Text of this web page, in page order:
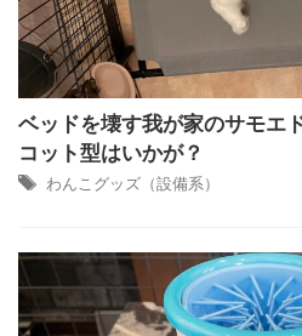
ベッドを壊す我が家のサモエ
コット型はいかが？
わんこグッズ（設備系）